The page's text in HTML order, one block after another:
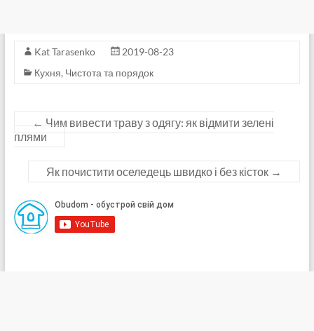
Kat Tarasenko
2019-08-23
Кухня, Чистота та порядок
← Чим вивести траву з одягу: як відмити зелені
плями
Як почистити оселедець швидко і без кісток →